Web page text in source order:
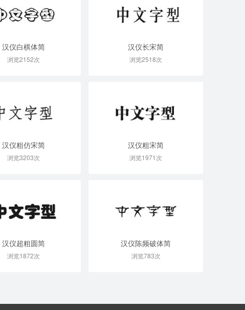
汉仪白棋体简
浏览2152次
汉仪长宋简
浏览2518次
汉仪粗仿宋简
浏览3203次
汉仪粗宋简
浏览1971次
汉仪超粗圆简
浏览1872次
汉仪陈频破体简
浏览783次